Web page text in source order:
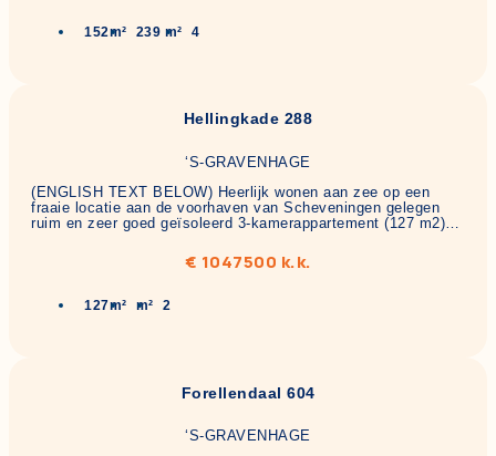
152m² 239 m² 4
Hellingkade 288
‘S-GRAVENHAGE
(ENGLISH TEXT BELOW) Heerlijk wonen aan zee op een
fraaie locatie aan de voorhaven van Scheveningen gelegen
ruim en zeer goed geïsoleerd 3-kamerappartement (127 m2)…
€ 1047500 k.k.
127m² m² 2
Forellendaal 604
‘S-GRAVENHAGE